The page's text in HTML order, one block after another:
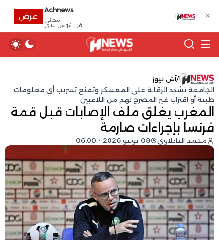
/آش نيوز
الجامعة تشدد الرقابة على المعسكر وتمنع تسريب أي معلومات
طبية أو اقتراب غير المصرح لهم من اللاعبين
المغرب يغلق ملف الإصابات قبل قمة
فرنسا بإجراءات صارمة
محمد التادلاوي 08 يوليو 2026 - 06:00
✕
Achnews
مجانى
في غوغل بلاي
عرض